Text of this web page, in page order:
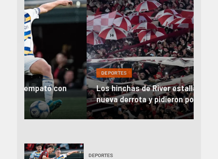
DEPORTES
Los hinchas de River estallaron tras una
nueva derrota y pidieron por Ramón Díaz
DEPORTES